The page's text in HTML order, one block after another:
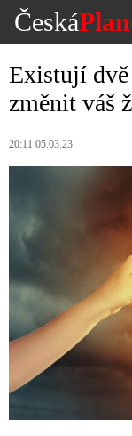
Česká
Existují dvě
změnit váš
20:11 05.03.23